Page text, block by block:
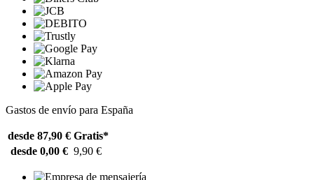
Gastos de envío para España
desde 87,90 € Gratis*
desde 0,00 € 9,90 €